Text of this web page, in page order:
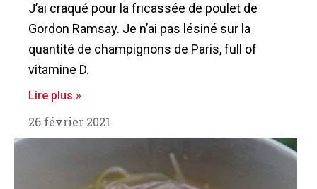
J’ai craqué pour la fricassée de poulet de
Gordon Ramsay. Je n’ai pas lésiné sur la
quantité de champignons de Paris, full of
vitamine D.
Lire plus »
26 février 2021